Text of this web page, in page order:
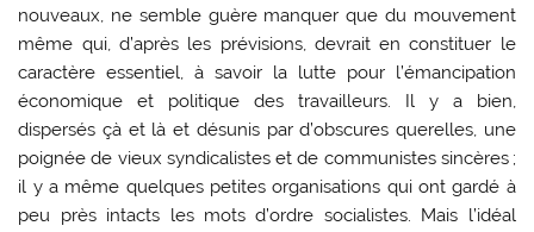
nouveaux, ne semble guère manquer que du mouvement
même qui, d’après les prévisions, devrait en constituer le
caractère essentiel, à savoir la lutte pour l’émancipation
économique et politique des travailleurs. Il y a bien,
dispersés çà et là et désunis par d’obscures querelles, une
poignée de vieux syndicalistes et de communistes sincères ;
il y a même quelques petites organisations qui ont gardé à
peu près intacts les mots d’ordre socialistes. Mais l’idéal